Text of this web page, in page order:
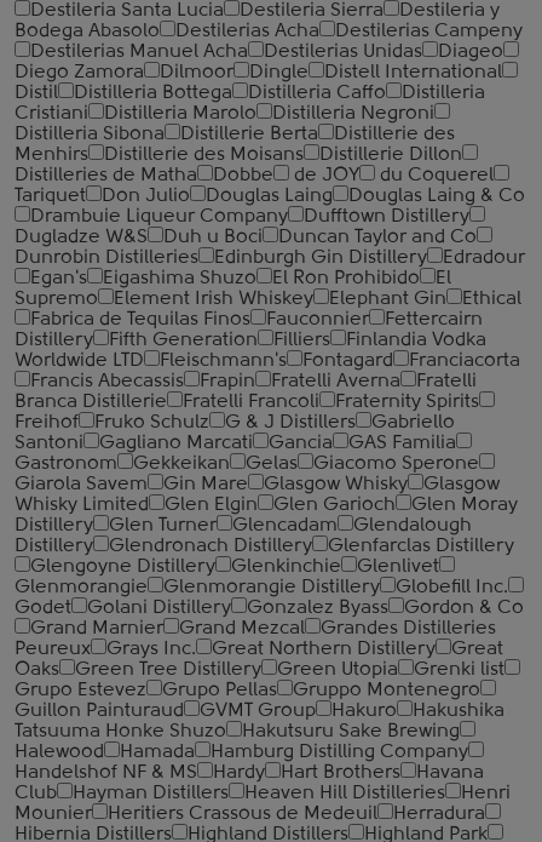
Destileria Santa Lucia
Destileria Sierra
Destileria y
Bodega Abasolo
Destilerias Acha
Destilerias Campeny
Destilerias Manuel Acha
Destilerias Unidas
Diageo
Diego Zamora
Dilmoor Dingle
Distell International
Distil
Distilleria Bottega Distilleria Caffo
Distilleria
Cristiani
Distilleria Marolo
Distilleria Negroni
Distilleria Sibona
Distillerie Berta
Distillerie des
Menhirs
Distillerie des Moisans
Distillerie Dillon
Distilleries de Matha
Dobbe de JOY
du Coquerel
Tariquet
Don Julio Douglas Laing
Douglas Laing & Co
Drambuie Liqueur Company
Dufftown Distillery
Dugladze W&S
Duh u Boci
Duncan Taylor and Co
Dunrobin Distilleries
Edinburgh Gin Distillery
Edradour
Egan's
Eigashima Shuzo El Ron Prohibido
El
Supremo
Element Irish Whiskey Elephant Gin
Ethical
Fabrica de Tequilas Finos
Fauconnier
Fettercairn
Distillery
Fifth Generation Filliers
Finlandia Vodka
Worldwide LTD
Fleischmann's Fontagard
Franciacorta
Francis Abecassis
Frapin Fratelli Averna
Fratelli
Branca Distillerie
Fratelli ‎Francoli
Fraternity Spirits
Freihof
Fruko Schulz G & J Distillers
Gabriello
Santoni
Gagliano Marcati Gancia
GAS Familia
Gastronom
Gekkeikan Gelas
Giacomo Sperone
Giarola Savem
Gin Mare Glasgow Whisky
Glasgow
Whisky Limited
Glen Elgin Glen Garioch
Glen Moray
Distillery
Glen Turner Glencadam
Glendalough
Distillery
Glendronach Distillery
Glenfarclas Distillery
Glengoyne Distillery
Glenkinchie
Glenlivet
Glenmorangie
Glenmorangie Distillery
Globefill Inc.
Godet
Golani Distillery Gonzalez Byass
Gordon & Co
Grand Marnier
Grand Mezcal
Grandes Distilleries
Peureux
Grays Inc. Great Northern Distillery
Great
Oaks
Green Tree Distillery Green Utopia
Grenki list
Grupo Estevez
Grupo Pellas
Gruppo Montenegro
Guillon Painturaud
GVMT Group Hakuro
Hakushika
Tatsuuma Honke Shuzo
Hakutsuru Sake Brewing
Halewood
Hamada
Hamburg Distilling Company
Handelshof NF & MS
Hardy Hart Brothers
Havana
Club
Hayman Distillers Heaven Hill Distilleries
Henri
Mounier
Heritiers Crassous de Medeuil
Herradura
Hibernia Distillers
Highland Distillers
Highland Park